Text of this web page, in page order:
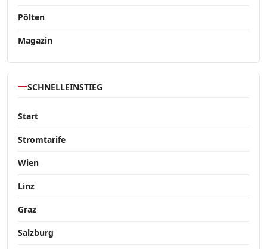
Pölten
Magazin
SCHNELLEINSTIEG
Start
Stromtarife
Wien
Linz
Graz
Salzburg